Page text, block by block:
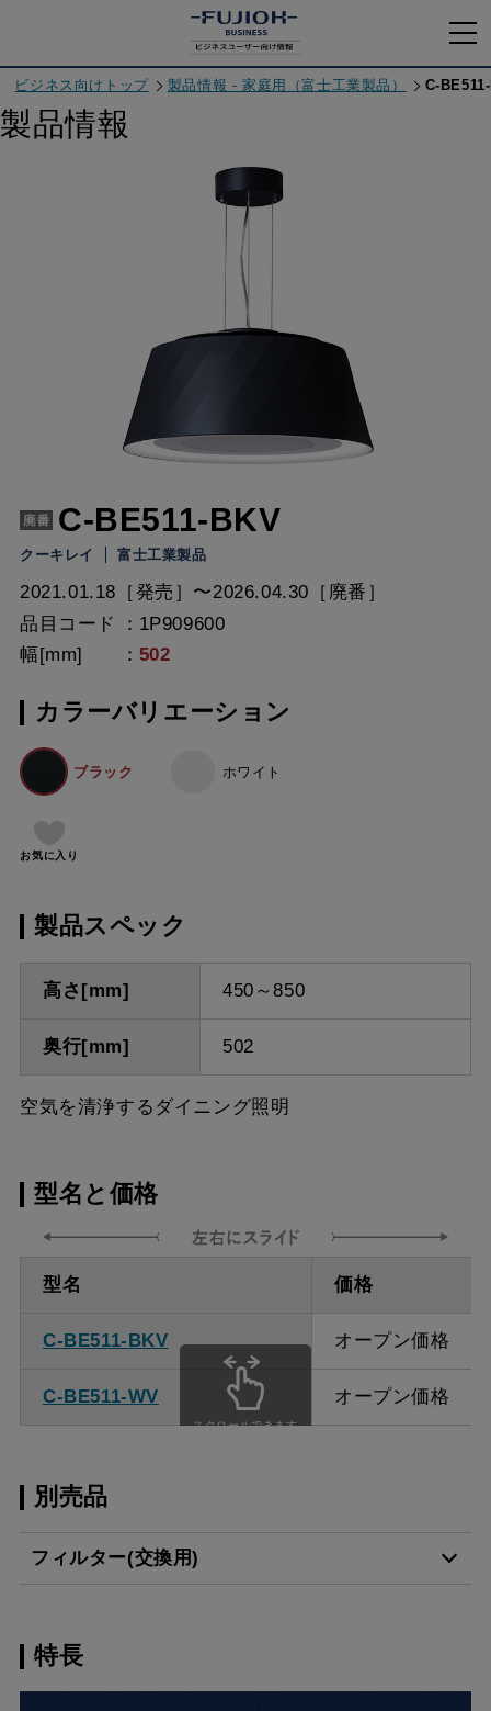
ビジネス向けトップ 製品情報 - 家庭用（富士工業製品） C-
製品情報
C-BE511-BKV
クーキレイ 富士工業製品
2021.01.18［発売］〜2026.04.30［廃番］
品目コード
1P909600
幅[mm]
502
カラーバリエーション
ブラック ホワイト
お気に入り
製品スペック
高さ[mm] 450～850
奥行[mm] 502
空気を清浄するダイニング照明
型名と価格
型名 価格
C-BE511-BKV オープン価格
C-BE511-WV オープン価格
スクロールできます
別売品
フィルター(交換用)
GFC-27
特長